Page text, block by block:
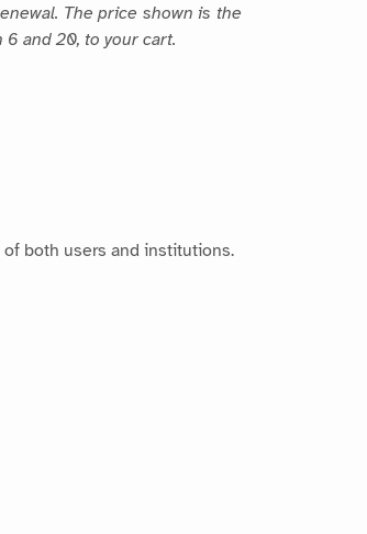
The price shown is the
and 20, to your cart.
both users and institutions.